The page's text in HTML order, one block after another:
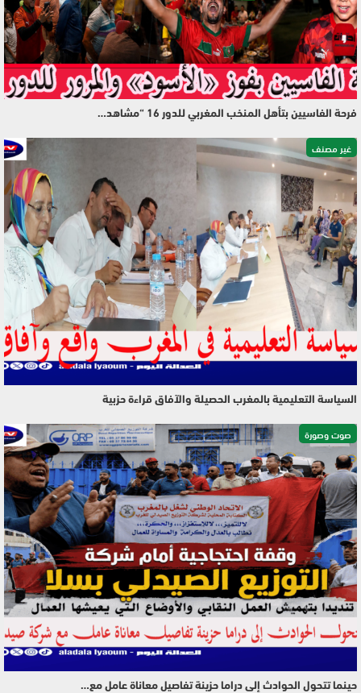
فرحة الفاسيين بتأهل المنخب المغربي للدور 16 “مشاهد…
غير مصنف
السياسة التعليمية بالمغرب الحصيلة والآفاق قراءة حزبية
صوت وصورة
حينما تتحول الحوادث إلى دراما حزينة تفاصيل معاناة عامل مع…